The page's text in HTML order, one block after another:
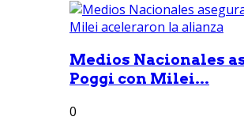
Medios Nacionales
Poggi con Milei...
0